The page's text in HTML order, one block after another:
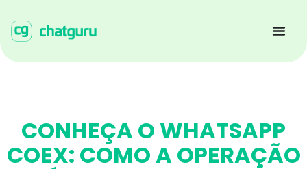
CONHEÇA O WHATSAPP
COEX: COMO A OPERAÇÃO